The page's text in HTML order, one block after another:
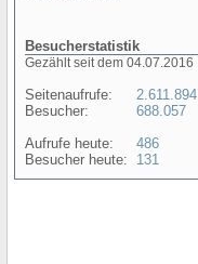
Besucherstatistik
Gezählt seit dem 04.07.2016
Seitenaufrufe:
Besucher:
Aufrufe heute:
Besucher heute:
2.611.894
688.057
486
131